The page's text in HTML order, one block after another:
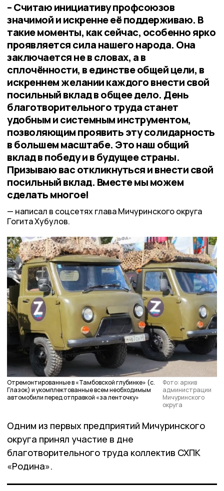
– Считаю инициативу профсоюзов
значимой и искренне её поддерживаю. В
такие моменты, как сейчас, особенно ярко
проявляется сила нашего народа. Она
заключается не в словах, а в
сплочённости, в единстве общей цели, в
искреннем желании каждого внести свой
посильный вклад в общее дело. День
благотворительного труда станет
удобным и системным инструментом,
позволяющим проявить эту солидарность
в большем масштабе. Это наш общий
вклад в победу и в будущее страны.
Призываю вас откликнуться и внести свой
посильный вклад. Вместе мы можем
сделать многое!
написал в соцсетях глава Мичуринского округа
Гогита Хубулов.
Отремонтированные в «Тамбовской глубинке» (с.
Глазок) и укомплектованные всем необходимым
автомобили перед отправкой «за ленточку»
Фото: архив
администрации
Мичуринского
округа
Одним из первых предприятий Мичуринского
округа принял участие в дне
благотворительного труда коллектив СХПК
«Родина».